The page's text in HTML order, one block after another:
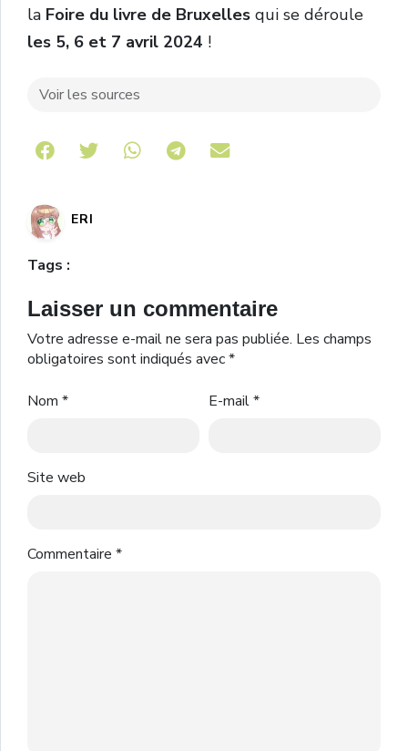
la Foire du livre de Bruxelles qui se déroule
les 5, 6 et 7 avril 2024 !
Voir les sources
Share on Telegram
ERI
Tags :
Laisser un commentaire
Votre adresse e-mail ne sera pas publiée. Les champs
obligatoires sont indiqués avec*
Nom * E-mail*
Site web
Commentaire *